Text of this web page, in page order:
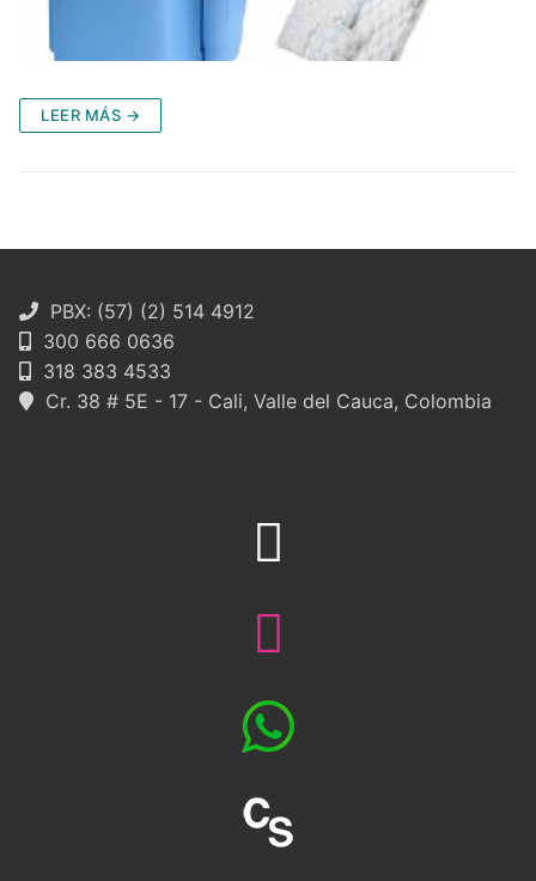
LEER MÁS →
PBX: (57) (2) 514 4912
300 666 0636
318 383 4533
Cr. 38 # 5E - 17 - Cali, Valle del Cauca, Colombia